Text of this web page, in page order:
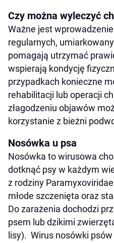
Czy można wyleczyć
Ważne jest
regularnych,
pomagają utrzymać
wspierają kondycję
przypadkach konieczne
rehabilitacji lub operacji
złagodzeniu objawów
korzystanie z bieżni
Nosówka u psa
Nosówka to wirusowa
dotknąć psy w każdym
z rodziny
młode szczenięta oraz
Do zarażenia dochodzi
psem lub dzikimi
lisy). Wirus nosówki